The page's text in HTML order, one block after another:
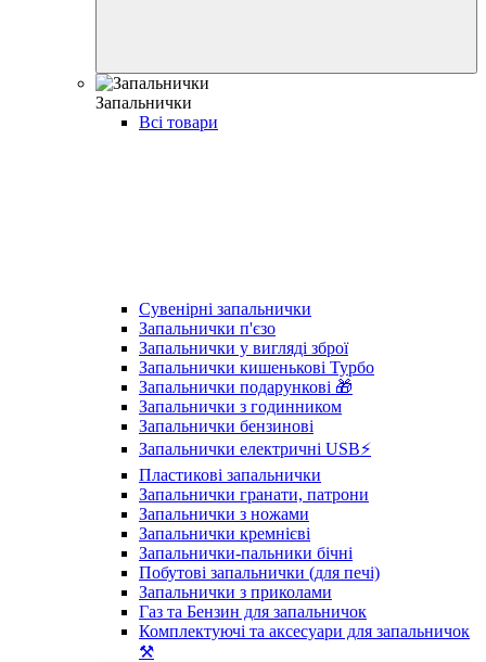
Запальнички
Всі товари
Сувенірні запальнички
Запальнички п'єзо
Запальнички у вигляді зброї
Запальнички кишенькові Турбо
Запальнички подарункові 🎁
Запальнички з годинником
Запальнички бензинові
Запальнички електричні USB⚡️
Пластикові запальнички
Запальнички гранати, патрони
Запальнички з ножами
Запальнички кремнієві
Запальнички-пальники бічні
Побутові запальнички (для печі)
Запальнички з приколами
Газ та Бензин для запальничок
Комплектуючі та аксесуари для запальничок
⚒️